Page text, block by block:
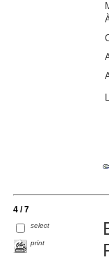
4 / 7
select
print